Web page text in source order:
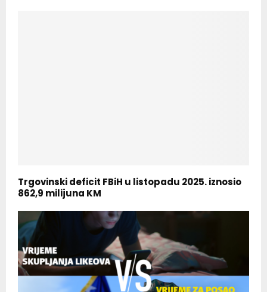
Trgovinski deficit FBiH u listopadu 2025. iznosio
862,9 milijuna KM